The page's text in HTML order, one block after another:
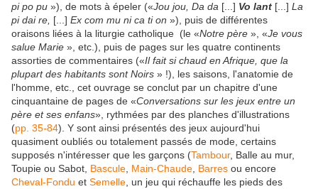
pi po pu »), de mots à épeler («Jou jou, Da da [...] Vo lant [...] La
pi dai re, [...] Ex com mu ni ca ti on »), puis de différentes
oraisons liées à la liturgie catholique (le «Notre père », «Je vous
salue Marie », etc.), puis de pages sur les quatre continents
assorties de commentaires («Il fait si chaud en Afrique, que la
plupart des habitants sont Noirs » !), les saisons, l'anatomie de
l'homme, etc., cet ouvrage se conclut par un chapitre d'une
cinquantaine de pages de «Conversations sur les jeux entre un
père et ses enfans», rythmées par des planches d'illustrations
(pp. 35-84). Y sont ainsi présentés des jeux aujourd'hui
quasiment oubliés ou totalement passés de mode, certains
supposés n'intéresser que les garçons (Tambour, Balle au mur,
Toupie ou Sabot, Bascule Main-Chaude Barres ou encore
Cheval-Fondu et Semelle , un jeu qui réchauffe les pieds des